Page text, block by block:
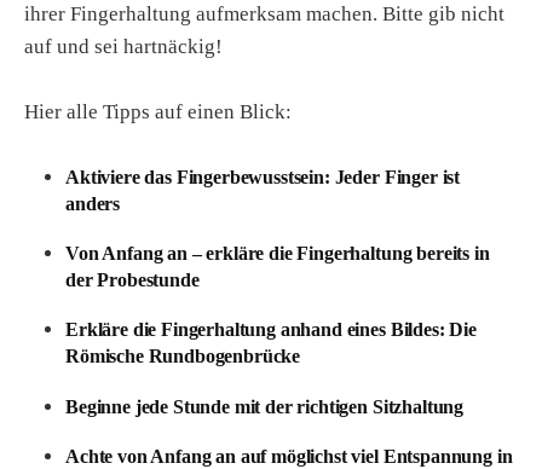
ihrer Fingerhaltung aufmerksam machen. Bitte gib nicht
auf und sei hartnäckig!
Hier alle Tipps auf einen Blick:
Aktiviere das Fingerbewusstsein: Jeder Finger ist
anders
Von Anfang an – erkläre die Fingerhaltung bereits in
der Probestunde
Erkläre die Fingerhaltung anhand eines Bildes: Die
Römische Rundbogenbrücke
Beginne jede Stunde mit der richtigen Sitzhaltung
Achte von Anfang an auf möglichst viel Entspannung in